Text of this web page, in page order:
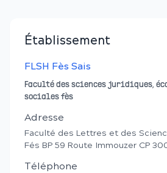
Établissement
FLSH Fès Sais
Faculté des sciences juridiques,
sociales fès
Adresse
Faculté des Lettres et des
Fés BP 59 Route Immouzer CP
Téléphone